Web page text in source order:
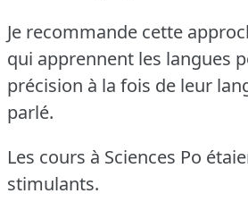
Je recommande cette
qui apprennent les langues
précision à la fois de leur
parlé.
Les cours à Sciences Po
stimulants.